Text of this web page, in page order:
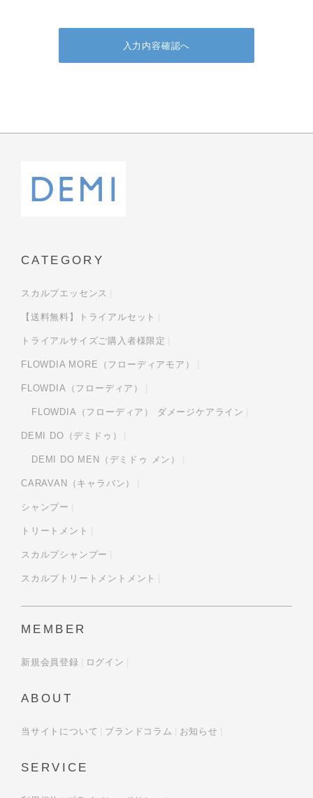
入力内容確認へ
CATEGORY
スカルプエッセンス
【送料無料】トライアルセット
トライアルサイズご購入者様限定
FLOWDIA MORE（フローディアモア）
FLOWDIA（フローディア）
FLOWDIA（フローディア） ダメージケアライン
DEMI DO（デミドゥ）
DEMI DO MEN（デミドゥ メン）
CARAVAN（キャラバン）
シャンプー
トリートメント
スカルプシャンプー
スカルプトリートメントメント
MEMBER
新規会員登録 ログイン
ABOUT
当サイトについて ブランドコラム お知らせ
SERVICE